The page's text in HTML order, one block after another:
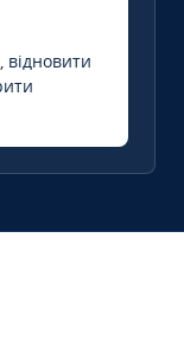
відновити